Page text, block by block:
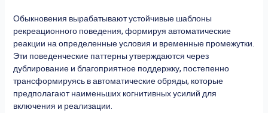
Обыкновения вырабатывают устойчивые шаблоны
рекреационного поведения, формируя автоматические
реакции на определенные условия и временные промежутки.
Эти поведенческие паттерны утверждаются через
дублирование и благоприятное поддержку, постепенно
трансформируясь в автоматические обряды, которые
предполагают наименьших когнитивных усилий для
включения и реализации.